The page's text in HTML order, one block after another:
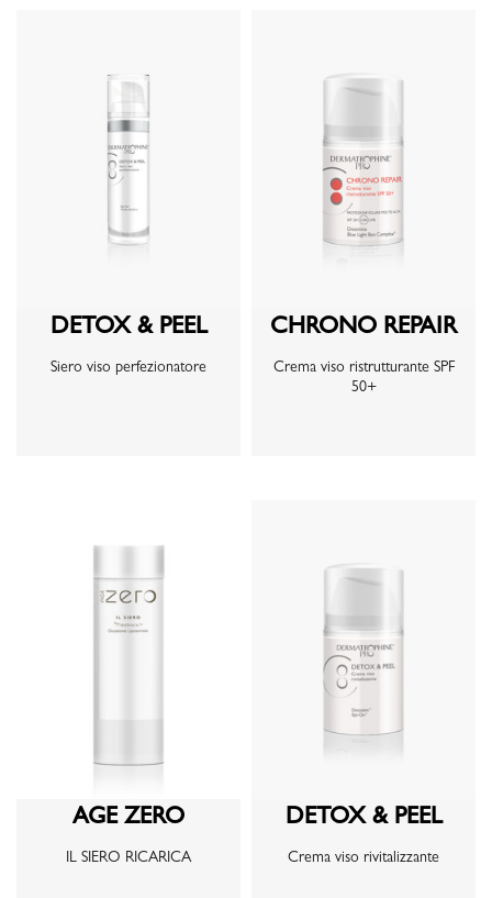
DETOX & PEEL
Siero viso perfezionatore
CHRONO REPAIR
Crema viso ristrutturante SPF
50+
AGE ZERO
IL SIERO RICARICA
DETOX & PEEL
Crema viso rivitalizzante